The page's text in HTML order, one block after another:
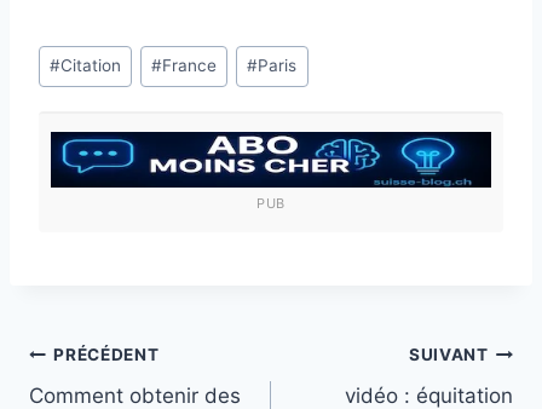
Étiquettes
de
publication :
#Citation #France #Paris
PUB
Navigation
PRÉCÉDENT
Comment obtenir des
SUIVANT
vidéo : équitation